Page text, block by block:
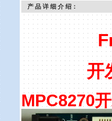
产 品 详 细 介 绍：
开
MPC8270